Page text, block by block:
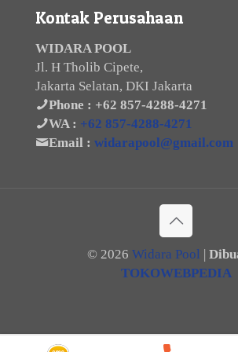
Kontak Perusahaan
WIDARA POOL
Jl. H Tholib Cipete,
Jakarta Selatan, DKI Jakarta
Phone : +62 857-4288-4271
WA : +62 857-4288-4271
Email : widarapool@gmail.com
© 2026 Widara Pool
TOKOWEBPEDIA